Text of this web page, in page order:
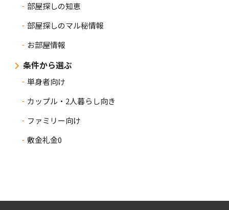
部屋探しの知恵
部屋探しのマル秘情報
お部屋情報
条件から選ぶ
単身者向け
カップル・2人暮らし向き
ファミリー向け
敷金礼金0